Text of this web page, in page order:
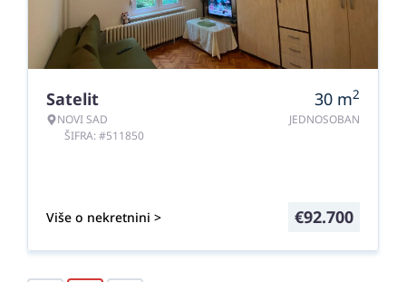
Satelit
NOVI SAD
ŠIFRA: #511850
30 m2
JEDNOSOBAN
Više o nekretnini > €92.700